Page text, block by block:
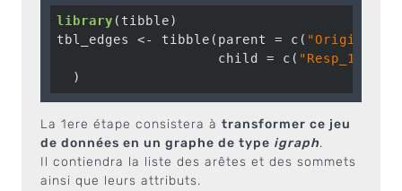
library (tibble)
tbl_edges <- tibble(parent = c( "Origin"
                    child = c(
"Resp_1"
  )
La 1ere étape consistera à transformer ce jeu
de données en un graphe de type igraph.
Il contiendra la liste des arêtes et des sommets
ainsi que leurs attributs.